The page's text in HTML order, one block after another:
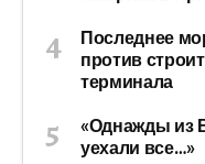
Последнее
против
терминала
«Однажды из
уехали все…»